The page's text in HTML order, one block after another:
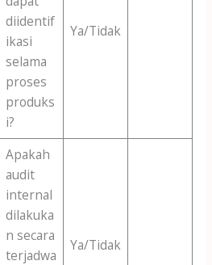
diidentif
ikasi
selama
proses
produks
i?
Ya/Tidak
Apakah
audit
internal
dilakuka
n secara
terjadwa
Ya/Tidak